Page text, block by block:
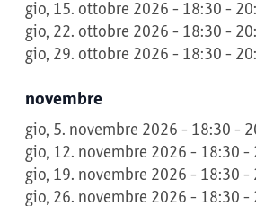
gio, 15. ottobre 2026 - 18:30 -
gio, 22. ottobre 2026 - 18:30 -
gio, 29. ottobre 2026 - 18:30 -
novembre
gio, 5. novembre 2026 - 18:30 -
gio, 12. novembre 2026 - 18:30 -
gio, 19. novembre 2026 - 18:30 -
gio, 26. novembre 2026 - 18:30 -